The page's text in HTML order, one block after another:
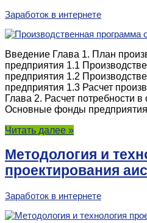
Заработок в интернете
Введение Глава 1. План
предприятия 1.1
предприятия 1.2
предприятия 1.3 Расчет
Глава 2. Расчет потребности
Основные фонды
Читать далее »
Методология и
проектирования аис
Заработок в интернете